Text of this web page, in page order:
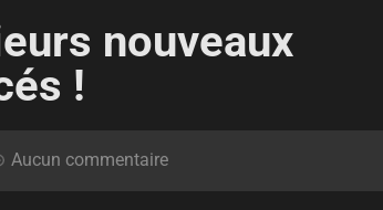
nouveaux
!
Aucun commentaire